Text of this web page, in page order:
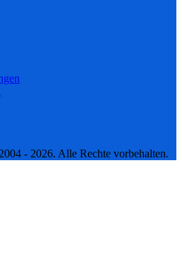
- 2026. Alle Rechte vorbehalten.